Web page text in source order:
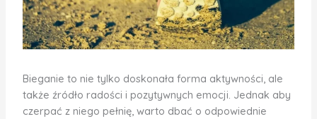
Bieganie to nie tylko doskonała forma aktywności, ale
także źródło radości i pozytywnych emocji. Jednak aby
czerpać z niego pełnię, warto dbać o odpowiednie